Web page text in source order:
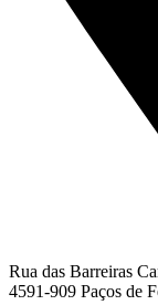
Rua das Barreiras
4591-909 Paços de